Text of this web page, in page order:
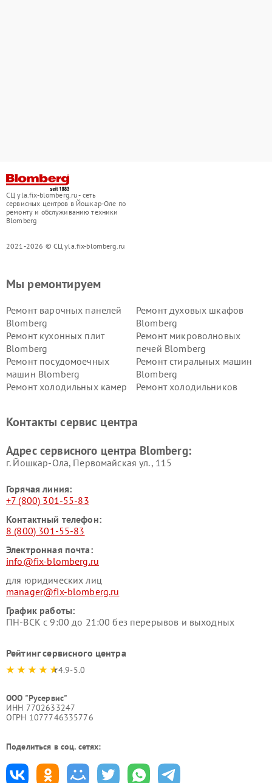
СЦ yla.fix-blomberg.ru - сеть
сервисных центров в Йошкар-Оле по
ремонту и обслуживанию техники
Blomberg
2021-2026 © СЦ yla.fix-blomberg.ru
Мы ремонтируем
Ремонт варочных панелей
Blomberg
Ремонт духовых шкафов
Blomberg
Ремонт кухонных плит
Blomberg
Ремонт микроволновых
печей Blomberg
Ремонт посудомоечных
машин Blomberg
Ремонт стиральных машин
Blomberg
Ремонт холодильных камер
Ремонт холодильников
Контакты сервис центра
Адрес сервисного центра Blomberg:
г. Йошкар-Ола, Первомайская ул., 115
Горячая линия:
+7 (800) 301-55-83
Контактный телефон:
8 (800) 301-55-83
Электронная почта:
info@fix-blomberg.ru
для юридических лиц
manager@fix-blomberg.ru
График работы:
ПН-ВСК с 9:00 до 21:00 без перерывов и выходных
Рейтинг сервисного центра
4.9-5.0
ООО "Русервис"
ИНН 7702633247
ОГРН 1077746335776
Поделиться в соц. сетях: